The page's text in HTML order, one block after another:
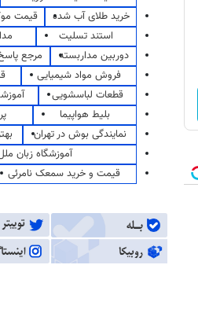
خرید طلای آب شده
قیمت
استند تسلیت
دوربین مداربسته
مرجع
فروش مواد شیمیایی
قطعات لباسشویی
بلیط هواپیما
نمایندگی بوش در تهران
آموزشگاه زبان
قیمت و خرید سمعک نامرئی